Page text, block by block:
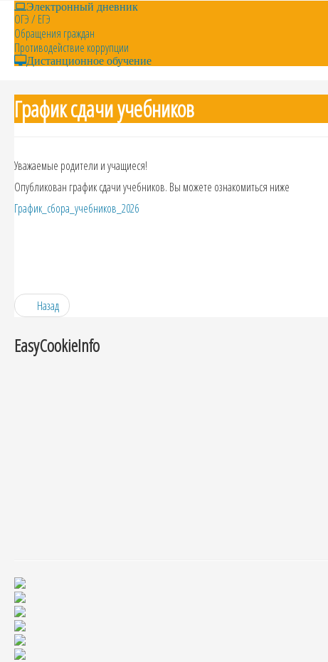
Электронный дневник
ОГЭ / ЕГЭ
Обращения граждан
Противодействие коррупции
Дистанционное обучение
График сдачи учебников
Уважаемые родители и учащиеся!
Опубликован график сдачи учебников. Вы можете ознакомиться ниже
График_сбора_учебников_2026
Назад
EasyCookieInfo